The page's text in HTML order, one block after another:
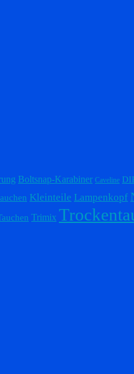
Boltsnap-Karabiner Caveline
Kleinteile Lampenkopf
Trimix